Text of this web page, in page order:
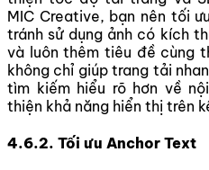
MIC Creative, bạn nên tối
tránh sử dụng ảnh có kích
và luôn thêm tiêu đề cùng
không chỉ giúp trang tải
tìm kiếm hiểu rõ hơn về
thiện khả năng hiển thị trên
4.6.2. Tối ưu Anchor Text